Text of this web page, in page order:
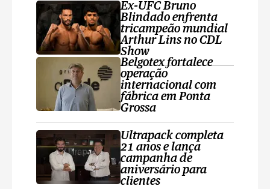
Ex-UFC Bruno
Blindado enfrenta
tricampeão mundial
Arthur Lins no CDL
Show
Belgotex fortalece
operação
internacional com
fábrica em Ponta
Grossa
Ultrapack completa
21 anos e lança
campanha de
aniversário para
clientes